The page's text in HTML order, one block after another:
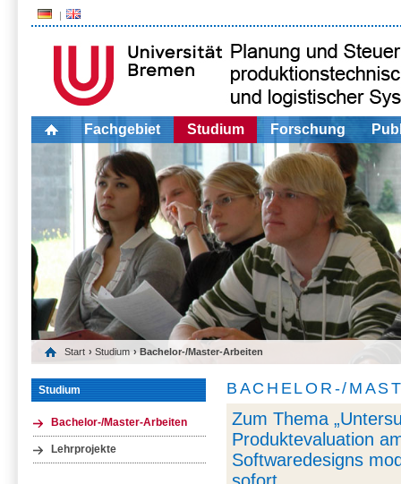
Fachgebiet Studium Forschung
Start ›Studium › Bachelor-/Master-Arbeiten
Studium
Bachelor-/Master-Arbeiten
Lehrprojekte
BACHELOR-/
Zum Thema
Produktevaluation
Softwaredesigns